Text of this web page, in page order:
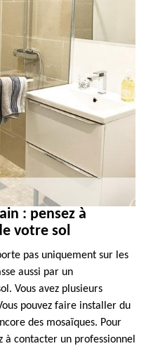
: pensez à
votre sol
pas uniquement sur les
aussi par un
Vous avez plusieurs
pouvez faire installer du
des mosaïques. Pour
à contacter un professionnel